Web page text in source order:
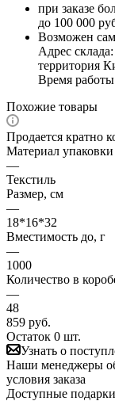
при заказе
до 100 000
Возможен
Адрес
территория
Время работы
Похожие товары
Продается кратно
Материал упаковки
—
Текстиль
Размер, см
—
18*16*32
Вместимость до, г
—
1000
Количество в
—
48
859 руб.
Остаток 0 шт.
Узнать о
Наши менеджеры
условия заказа
Доступные